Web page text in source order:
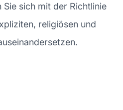
sich mit der Richtlinie
religiösen und